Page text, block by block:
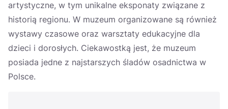
artystyczne, w tym unikalne eksponaty związane z
historią regionu. W muzeum organizowane są również
wystawy czasowe oraz warsztaty edukacyjne dla
dzieci i dorosłych. Ciekawostką jest, że muzeum
posiada jedne z najstarszych śladów osadnictwa w
Polsce.